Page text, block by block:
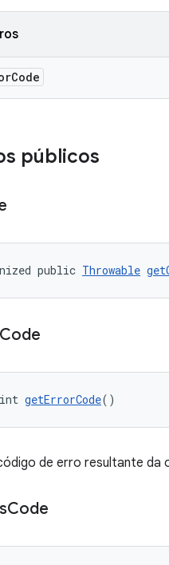
Code
públicos
public Throwable
Code
getErrorCode()
de erro resultante da
Code